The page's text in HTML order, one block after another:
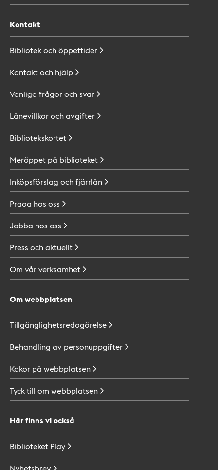
Kontakt
Bibliotek ochöppettider
Kontakt och hjälp
Vanliga frågor ochsvar
Lånevillkor ochavgifter
Bibliotekskortet
Meröppet på biblioteket
Inköpsförslag ochfjärrlån
Praoa hos oss
Jobba hos oss
Press ochaktuellt
Om vårverksamhet
Om webbplatsen
Tillgänglighetsredogörelse
Behandling av personuppgifter
Kakor på webbplatsen
Tyck till om webbplatsen
Här finns vi också
Biblioteket Play
Nyhetsbrev